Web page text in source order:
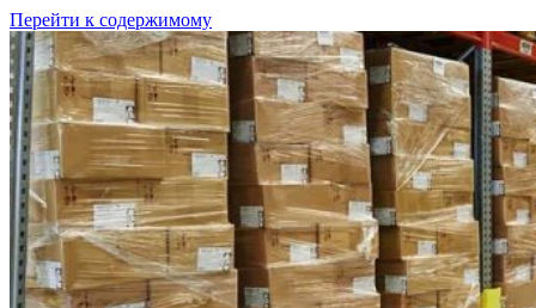
Перейти к содержимому